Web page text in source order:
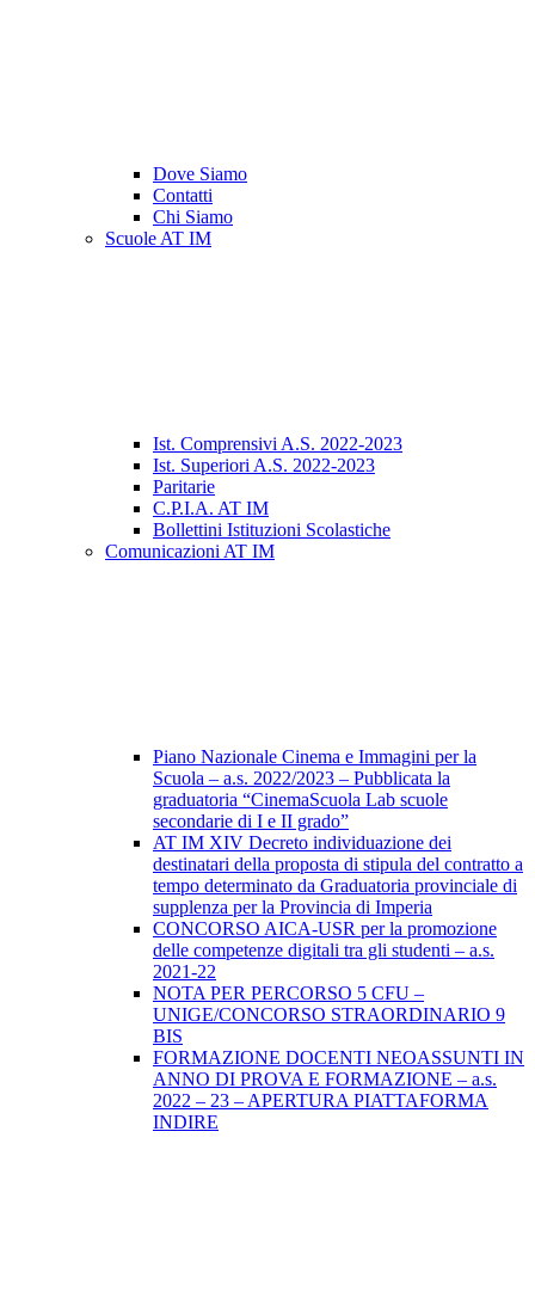
Dove Siamo
Contatti
Chi Siamo
Scuole AT IM
Ist. Comprensivi A.S. 2022-2023
Ist. Superiori A.S. 2022-2023
Paritarie
C.P.I.A. AT IM
Bollettini Istituzioni Scolastiche
Comunicazioni AT IM
Piano Nazionale Cinema e Immagini per la
Scuola – a.s. 2022/2023 – Pubblicata la
graduatoria “CinemaScuola Lab scuole
secondarie di I e II grado”
AT IM XIV Decreto individuazione dei
destinatari della proposta di stipula del contratto a
tempo determinato da Graduatoria provinciale di
supplenza per la Provincia di Imperia
CONCORSO AICA-USR per la promozione
delle competenze digitali tra gli studenti – a.s.
2021-22
NOTA PER PERCORSO 5 CFU –
UNIGE/CONCORSO STRAORDINARIO 9
BIS
FORMAZIONE DOCENTI NEOASSUNTI IN
ANNO DI PROVA E FORMAZIONE – a.s.
2022 – 23 – APERTURA PIATTAFORMA
INDIRE